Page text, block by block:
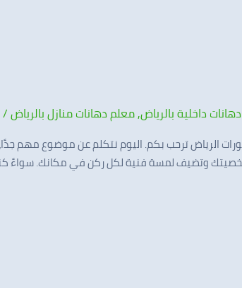
داخلية بالرياض,معلم دهانات منازل بالرياض/
الرياض ترحب بكم. اليوم نتكلم عن موضوع مهم جدًا،
شخصيتك وتضيف لمسة فنية لكل ركن في مكانك. سواءً